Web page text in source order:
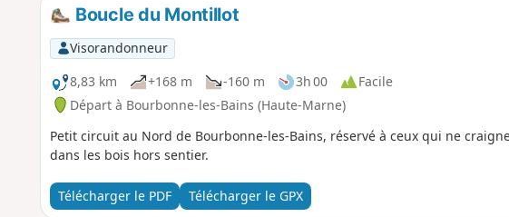
Boucle du Montillot
Visorandonneur
8,83 km
+168 m -160 m 3h 00
Facile
Départ à Bourbonne-les-Bains (Haute-Marne)
Petit circuit au Nord de Bourbonne-les-Bains, réservé à ceux qui ne
dans les bois hors sentier.
Télécharger le PDF Télécharger le GPX